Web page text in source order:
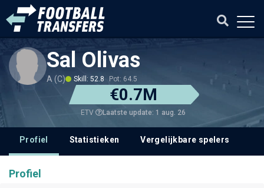
Sal Olivas
A (C) Skill: 52.8 Pot: 64.5
€0.7M
ETV Laatste update: 1 aug. 26
Profiel Statistieken Vergelijkbare spelers
Profiel